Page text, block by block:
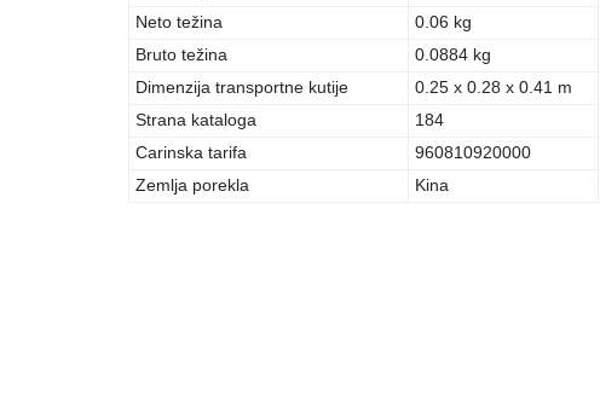
Neto težina
0.06 kg
Bruto težina
0.0884 kg
Dimenzija transportne kutije
0.25 x 0.28 x 0.41 m
Strana kataloga
184
Carinska tarifa
960810920000
Zemlja porekla
Kina